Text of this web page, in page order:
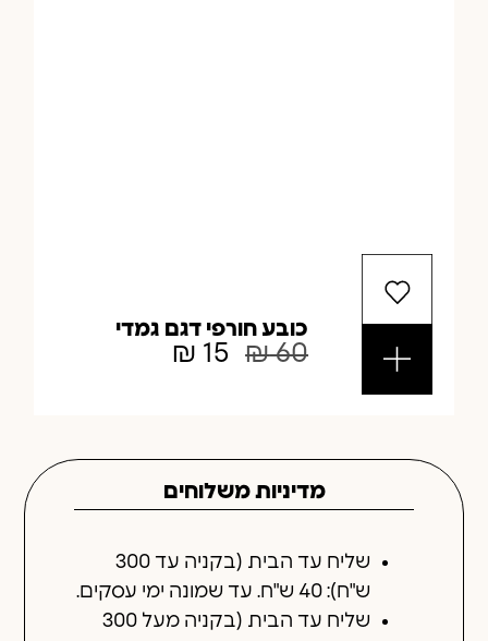
כובע חורפי דגם גמדי
₪60
₪ 15
מדיניות משלוחים
שליח עד הבית (בקניה עד 300
ש"ח): 40 ש"ח. עד שמונה ימי עסקים.
שליח עד הבית (בקניה מעל 300